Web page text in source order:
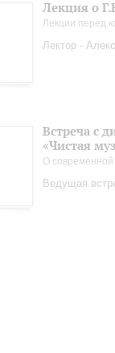
Лекция о
Лекции перед
Лектор -
Встреча с
«Чистая
О
Ведущая